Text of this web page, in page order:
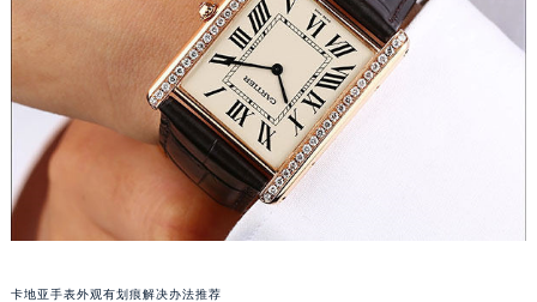
卡地亚手表外观有划痕解决办法推荐